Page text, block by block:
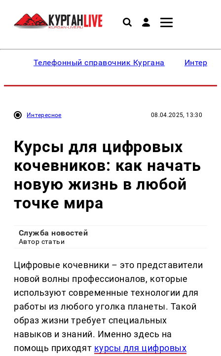
Телефонный справочник Кургана
Интересное 08.04.2025, 13:30
Курсы для цифровых
кочевников: как начать
новую жизнь в любой
точке мира
Служба новостей
Автор статьи
Цифровые кочевники – это представители
новой волны профессионалов, которые
используют современные технологии для
работы из любого уголка планеты. Такой
образ жизни требует специальных
навыков и знаний. Именно здесь на
помощь приходят курсы для цифровых